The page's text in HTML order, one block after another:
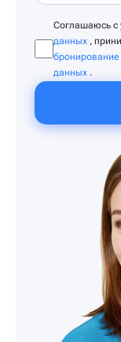
Соглашаюсь с
данных ,
бронирование
данных .